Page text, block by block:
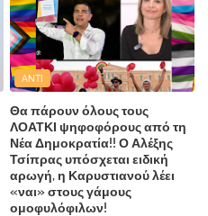
ANTI
Θα πάρουν όλους τους
ΛΟΑΤΚΙ ψηφοφόρους από τη
Νέα Δημοκρατία!! Ο Αλέξης
Τσίπρας υπόσχεται ειδική
αρωγή, η Καρυστιανού λέει
«ναι» στους γάμους
ομοφυλόφιλων!